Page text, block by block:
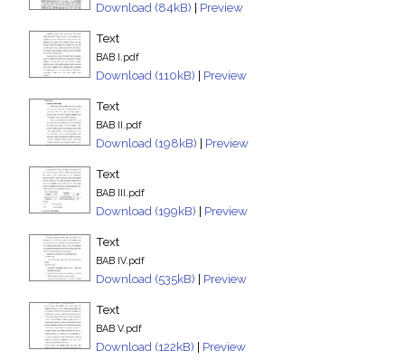
Download (84kB) | Preview
Text
BAB I.pdf
Download (110kB) | Preview
Text
BAB II.pdf
Download (198kB) | Preview
Text
BAB III.pdf
Download (199kB) | Preview
Text
BAB IV.pdf
Download (535kB) | Preview
Text
BAB V.pdf
Download (122kB) | Preview